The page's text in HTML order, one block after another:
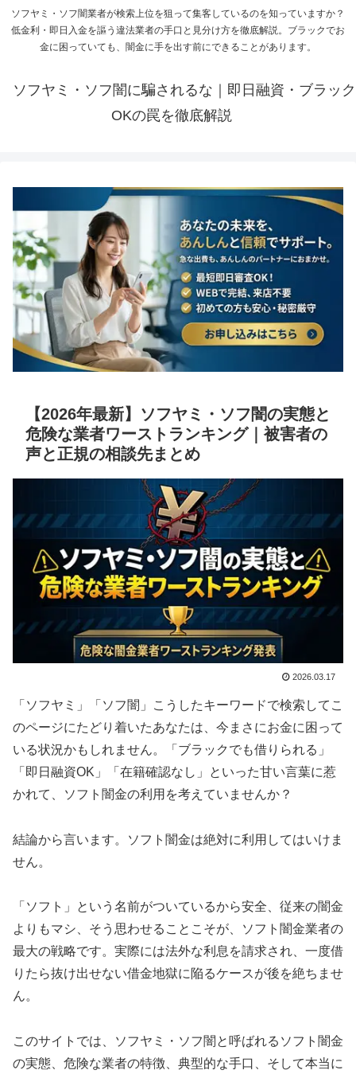
ソフヤミ・ソフ闇業者が検索上位を狙って集客しているのを知っていますか？
低金利・即日入金を謳う違法業者の手口と見分け方を徹底解説。ブラックでお
金に困っていても、闇金に手を出す前にできることがあります。
ソフヤミ・ソフ闇に騙されるな｜即日融資・ブラック
OKの罠を徹底解説
【2026年最新】ソフヤミ・ソフ闇の実態と
危険な業者ワーストランキング｜被害者の
声と正規の相談先まとめ
2026.03.17
「ソフヤミ」「ソフ闇」こうしたキーワードで検索してこ
のページにたどり着いたあなたは、今まさにお金に困って
いる状況かもしれません。「ブラックでも借りられる」
「即日融資OK」「在籍確認なし」といった甘い言葉に惹
かれて、ソフト闇金の利用を考えていませんか？
結論から言います。ソフト闇金は絶対に利用してはいけま
せん。
「ソフト」という名前がついているから安全、従来の闇金
よりもマシ、そう思わせることこそが、ソフト闇金業者の
最大の戦略です。実際には法外な利息を請求され、一度借
りたら抜け出せない借金地獄に陥るケースが後を絶ちませ
ん。
このサイトでは、ソフヤミ・ソフ闇と呼ばれるソフト闇金
の実態、危険な業者の特徴、典型的な手口、そして本当に